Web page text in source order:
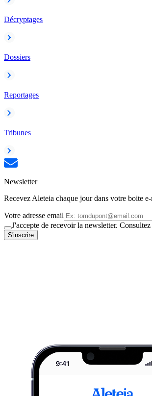
Décryptages
Dossiers
Reportages
Tribunes
Newsletter
Recevez Aleteia chaque jour dans votre boite
Votre adresse email
J'accepte de recevoir la newsletter.
S'inscrire